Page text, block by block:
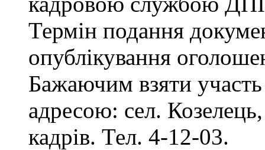
Термін подання
опублікування
Бажаючим взяти участь
адресою: сел.
кадрів. Тел. 4-12-03.